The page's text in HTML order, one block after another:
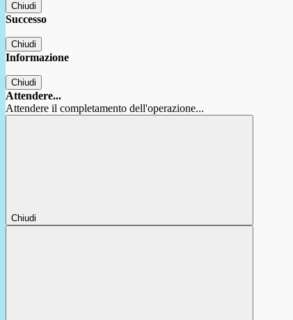
Chiudi
Successo
Chiudi
Informazione
Chiudi
Attendere...
Attendere il completamento dell'operazione...
Chiudi